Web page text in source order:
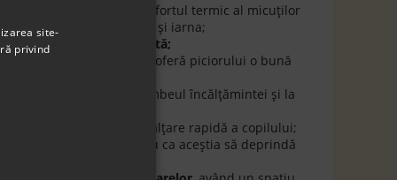
şi asigură confortul termic al micuţilor
friguroase de toamnă cât şi iarna;
flexibilă
antiderapantă;
lână naturală,
, oferă piciorului o bună
au întărituri la bombeul încălţămintei şi la
permite o încălţare rapidă a copilului;
de la primii paşi pentru ca aceştia să deprindă
site-
privind